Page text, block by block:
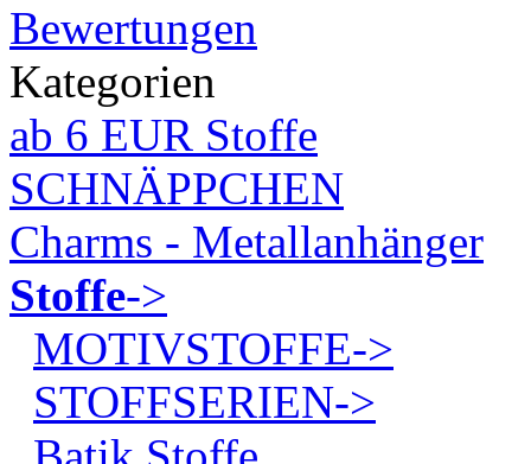
Bewertungen
Kategorien
ab 6 EUR Stoffe
SCHNÄPPCHEN
Charms - Metallanhänger
Stoffe->
MOTIVSTOFFE->
STOFFSERIEN->